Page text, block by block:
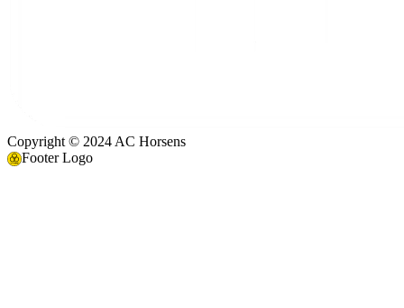
Copyright © 2024 AC Horsens
Footer Logo